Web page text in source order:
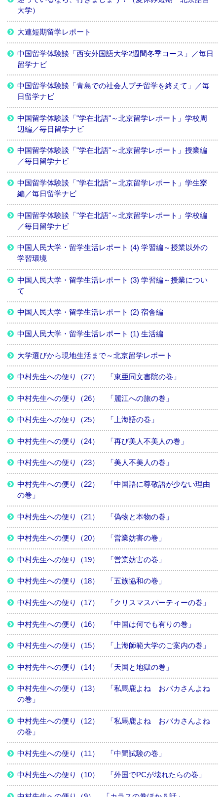
大学）
大連短期留学レポート
中国留学体験談「西安外国語大学2週間冬季コース」／毎日
留学ナビ
中国留学体験談「青島での社会人プチ留学を終えて」／毎
日留学ナビ
中国留学体験談「"学在北語"～北京留学レポート」学校周
辺編／毎日留学ナビ
中国留学体験談「"学在北語"～北京留学レポート」授業編
／毎日留学ナビ
中国留学体験談「"学在北語"～北京留学レポート」学生寮
編／毎日留学ナビ
中国留学体験談「"学在北語"～北京留学レポート」学校編
／毎日留学ナビ
中国人民大学・留学生活レポート (4) 学習編～授業以外の
学習環境
中国人民大学・留学生活レポート (3) 学習編～授業につい
て
中国人民大学・留学生活レポート (2) 宿舎編
中国人民大学・留学生活レポート (1) 生活編
大学選びから現地生活まで～北京留学レポート
中村先生への便り（27） 「東亜同文書院の巻」
中村先生への便り（26） 「麗江への旅の巻」
中村先生への便り（25） 「上海語の巻」
中村先生への便り（24） 「再び美人不美人の巻」
中村先生への便り（23） 「美人不美人の巻」
中村先生への便り（22） 「中国語に尊敬語が少ない理由
の巻」
中村先生への便り（21） 「偽物と本物の巻」
中村先生への便り（20） 「営業妨害の巻」
中村先生への便り（19） 「営業妨害の巻」
中村先生への便り（18） 「五族協和の巻」
中村先生への便り（17） 「クリスマスパーティーの巻」
中村先生への便り（16） 「中国は何でも有りの巻」
中村先生への便り（15） 「上海師範大学のご案内の巻」
中村先生への便り（14） 「天国と地獄の巻」
中村先生への便り（13） 「私馬鹿よね おバカさんよね
の巻」
中村先生への便り（12） 「私馬鹿よね おバカさんよね
の巻」
中村先生への便り（11） 「中間試験の巻」
中村先生への便り（10） 「外国でPCが壊れたらの巻」